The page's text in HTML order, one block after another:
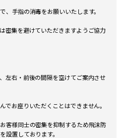
、手指の消毒をお願いいたします。
密集を避けていただきますようご協力
左右・前後の間隔を空けてご案内させ
お座りいただくことはできません。
客様同士の密集を抑制するため飛沫防
設置しております。